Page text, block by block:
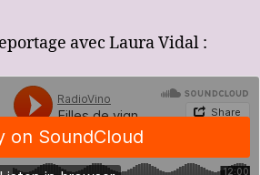
avec Laura Vidal :